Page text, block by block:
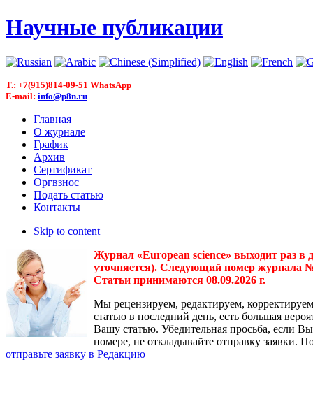
Научные публикации
T.: +7(915)814-09-51 WhatsApp
E-mail: info@p8n.ru
Главная
О журнале
График
Архив
Сертификат
Оргвзнос
Подать статью
Контакты
Skip to content
Журнал «European science» выходит раз в
уточняется). Следующий номер журнала №
Статьи принимаются 08.09.2026 г.
Мы рецензируем, редактируем,
статью в последний день, есть большая
Вашу статью. Убедительная просьба, если
номере, не откладывайте отправку заявки.
отправьте заявку в Редакцию